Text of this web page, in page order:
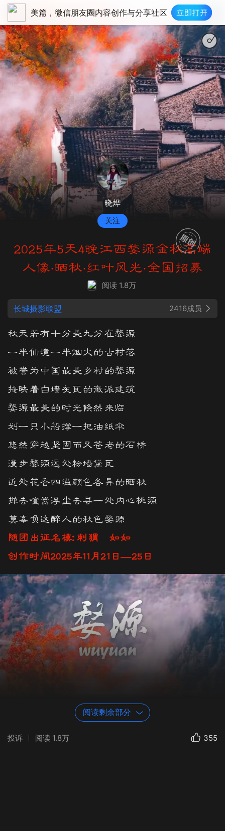
美篇，微信朋友圈内容创作与分享社区
晓烨
关注
2025年5天4晚江西婺源金秋高端
人像·晒秋·红叶风光·全国招募
阅读 1.8万
长城摄影联盟 2416成员
秋天若有十分美九分在婺源
一半仙境一半烟火的古村落
被誉为中国最美乡村的婺源
掩映着白墙灰瓦的徽派建筑
婺源最美的时光倏然来临
划一只小船撑一把油纸伞
悠然穿越坚固而又苍老的石桥
漫步婺源远处粉墙黛瓦
近处花香四溢颜色各异的晒秋
掸去喧嚣浮尘去寻一处内心桃源
莫辜负这醉人的秋色婺源
随团出征名模: 刺猬 如如
创作时间2025年11月21日—25日
阅读剩余部分
投诉 阅读 1.8万 355